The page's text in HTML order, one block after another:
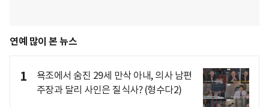
연예 많이 본 뉴스
1
욕조에서 숨진 29세 만삭 아내, 의사 남편
주장과 달리 사인은 질식사? (형수다2)